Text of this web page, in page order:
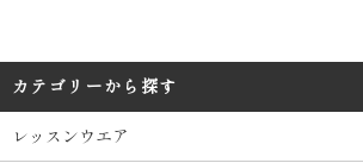
カテゴリーから探す
レッスンウエア